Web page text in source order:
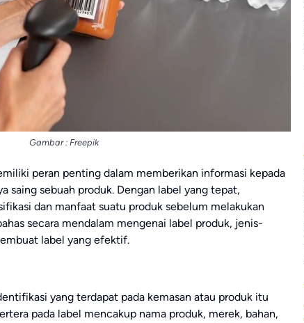
Gambar : Freepik
peran penting dalam memberikan informasi kepada
saing sebuah produk. Dengan label yang tepat,
dan manfaat suatu produk sebelum melakukan
secara mendalam mengenai label produk, jenis-
label yang efektif.
yang terdapat pada kemasan atau produk itu
pada label mencakup nama produk, merek, bahan,